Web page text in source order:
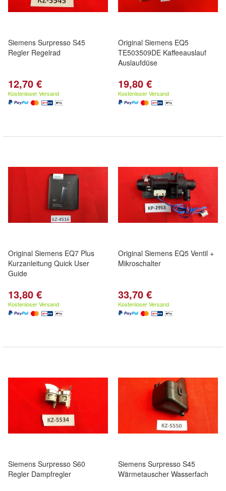
Siemens Surpresso S45
Regler Regelrad
12,70 €
Kostenloser Versand
Original Siemens EQ5
TE503509DE Kaffeeauslauf
Auslaufdüse
19,80 €
Kostenloser Versand
Original Siemens EQ7 Plus
Kurzanleitung Quick User
Guide
13,80 €
Kostenloser Versand
Original Siemens EQ5 Ventil +
Mikroschalter
33,70 €
Kostenloser Versand
Siemens Surpresso S60
Regler Dampfregler
Siemens Surpresso S45
Wärmetauscher Wasserfach